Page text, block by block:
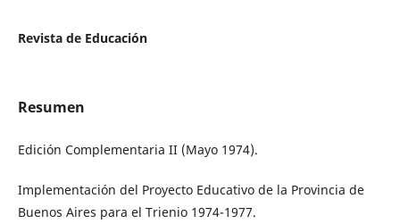
Revista de Educación
Resumen
Edición Complementaria II (Mayo 1974).
Implementación del Proyecto Educativo de la Provincia de
Buenos Aires para el Trienio 1974-1977.